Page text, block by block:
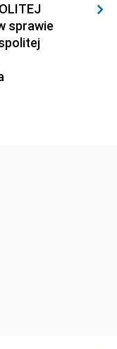
sprawie